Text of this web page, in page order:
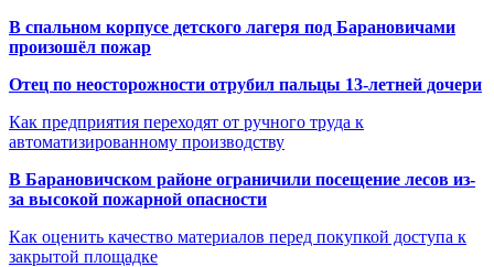
В спальном корпусе детского лагеря под Барановичами
произошёл пожар
Отец по неосторожности отрубил пальцы 13-летней дочери
Как предприятия переходят от ручного труда к
автоматизированному производству
В Барановичском районе ограничили посещение лесов из-
за высокой пожарной опасности
Как оценить качество материалов перед покупкой доступа к
закрытой площадке